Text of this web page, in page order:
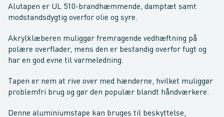
Alutapen er UL 510-brandhæmmende, damptæt samt
modstandsdygtig overfor olie og syre.
Akrylklæberen muliggør fremragende vedhæftning på
polære overflader, mens den er bestandig overfor fugt og
har en god evne til varmeledning.
Tapen er nem at rive over med hænderne, hvilket muliggør
problemfri brug og gør den populær blandt håndværkere.
Denne aluminiumstape kan bruges til beskyttelse,